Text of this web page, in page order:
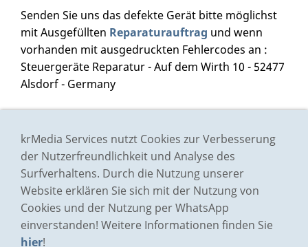
Senden Sie uns das defekte Gerät bitte möglichst
mit Ausgefüllten Reparaturauftrag und wenn
vorhanden mit ausgedruckten Fehlercodes an :
Steuergeräte Reparatur - Auf dem Wirth 10 - 52477
Alsdorf - Germany
Impressum
Preisliste
AGB
Datenschutz
Bildernachweis
Kontakt/Anfrage
krMedia Services nutzt Cookies zur Verbesserung
der Nutzerfreundlichkeit und Analyse des
Surfverhaltens. Durch die Nutzung unserer
Website erklären Sie sich mit der Nutzung von
Cookies und der Nutzung per WhatsApp
einverstanden! Weitere Informationen finden Sie
hier!